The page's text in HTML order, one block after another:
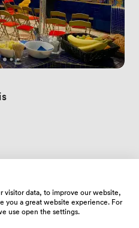
visitor data, to improve our website,
you a great website experience. For
use open the settings.